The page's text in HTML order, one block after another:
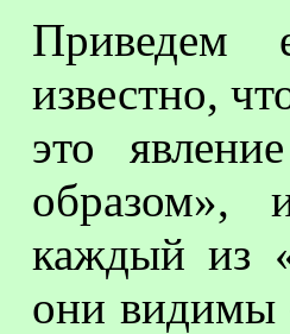
Приведем
известно,
это
образом»,
каждый из
они видимы